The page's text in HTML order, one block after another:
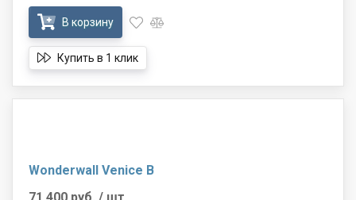
В корзину
Купить в 1 клик
Wonderwall Venice B